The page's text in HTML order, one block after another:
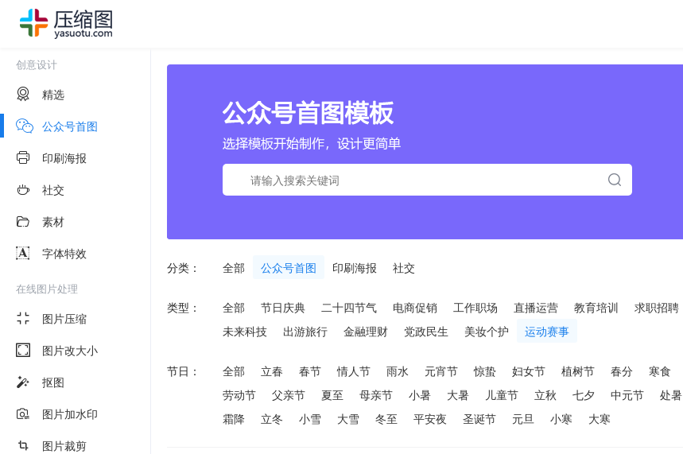
创意设计
精选
公众号首图
印刷海报
社交
素材
字体特效
在线图片处理
图片压缩
图片改大小
抠图
图片加水印
图片裁剪
分类： 全部 公众号首图 印刷海报 社交
类型： 全部 节日庆典 二十四节气 电商促销 工作职场 直播运营 教育培训 求职招聘
未来科技
出游旅行 金融理财 党政民生 美妆个护 运动赛事
节日： 全部 立春 春节 情人节 雨水 元宵节 惊蛰 妇女节 植树节 春分 寒食
劳动节
父亲节 夏至 母亲节 小暑 大暑 儿童节 立秋 七夕 中元节 处暑
霜降
立冬 小雪 大雪 冬至 平安夜 圣诞节 元旦 小寒 大寒